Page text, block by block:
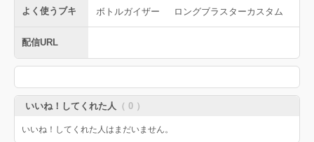
よく使うブキ ボトルガイザー ロングブラスターカスタム
配信URL
いいね！してくれた人 （ 0 ）
いいね！してくれた人はまだいません。